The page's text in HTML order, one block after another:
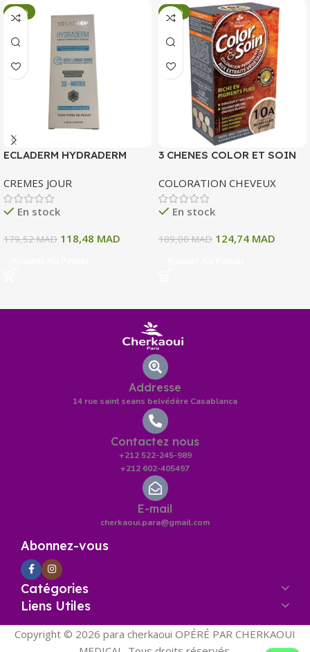
-34%
ECLADERM HYDRADERM
INTENSE 72H 50 ML
CREMES JOUR
En stock
179,52MAD 118,48 MAD
-34%
3 CHENES COLOR ET SOIN
10 A BLOND CLAIR CENDRE
135 ML
COLORATION CHEVEUX
En stock
189,00MAD 124,74 MAD
Addresse
14 rue saint seans belvédère Casablanca
Contactez nous
+212 522-245-989
+212 602-405497
E-mail
cherkaoui.para@gmail.com
Abonnez-vous
Catégories
Liens Utiles
Copyright © 2026 para cherkaoui OPÉRÉ PAR CHERKAOUI